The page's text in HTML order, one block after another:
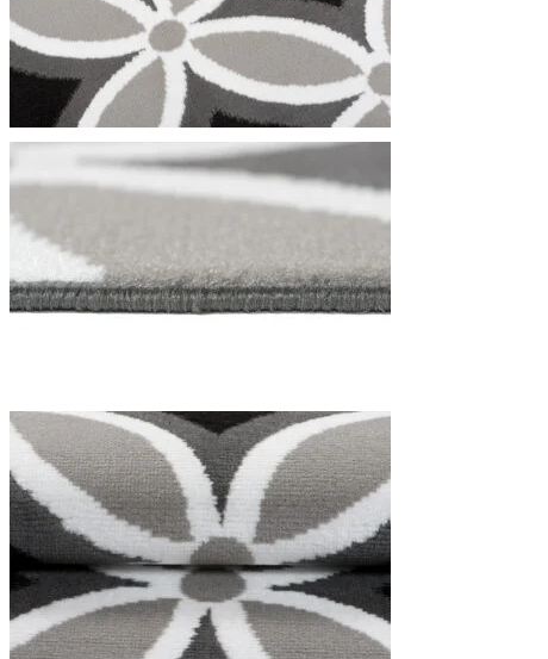
We gebruiken cookies om
Informatie over hoe u onze site
deze informatie combineren
diensten.
Noodzakelijk